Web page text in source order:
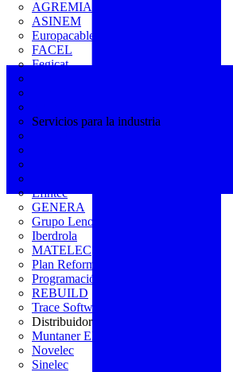
AGREMIA
ASINEM
Europacable
FACEL
Fegicat
Servicios para la industria
Efintec
GENERA
Grupo Lenor
Iberdrola
MATELEC
Plan Reforma
Programación Integral
REBUILD
Trace Software
Distribuidor
Muntaner Electro
Novelec
Sinelec